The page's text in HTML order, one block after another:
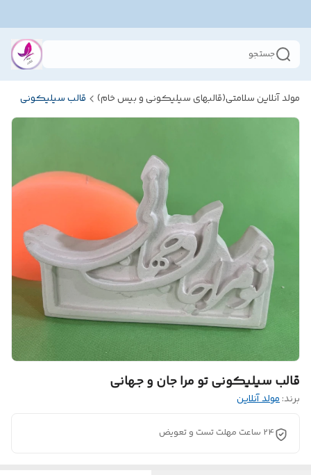
جستجو
مولد آنلاین سلامتی(قالبهای سیلیکونی و بیس خام) قالب سیلیکونی
قالب سیلیکونی تو مرا جان و جهانی
برند:مولد آنلاین
24 ساعت مهلت تست و تعویض